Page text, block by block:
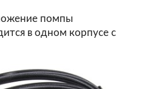
помпы
в одном корпусе с